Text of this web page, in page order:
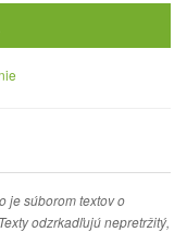
je súborom textov o
odzrkadľujú nepretržitý,